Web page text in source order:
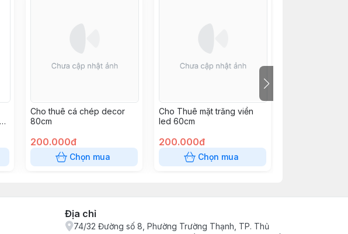
Cho thuê cá chép decor
80cm
200.000đ
Chọn mua
Cho Thuê mặt trăng viền
led 60cm
200.000đ
Chọn mua
Địa chỉ
74/32 Đường số 8, Phường Trường Thạnh, TP. Thủ